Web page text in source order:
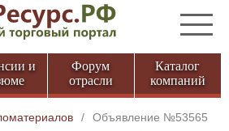
и
Форум
отрасли
Каталог
компаний
/ Объявление №53565